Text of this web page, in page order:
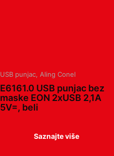
USB punjac, Aling Conel
E6161.0 USB punjac bez
maske EON 2xUSB 2,1A
5V=, beli
Saznajte više